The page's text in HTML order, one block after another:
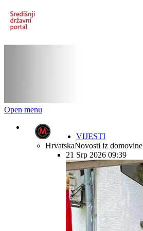
Open menu
VIJESTI
HrvatskaNovosti iz domovine
21 Srp 2026 09:39